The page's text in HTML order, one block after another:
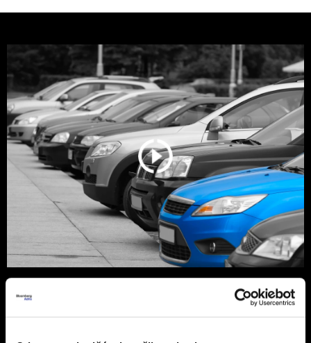
Srbija još vozi stare dizelaše, ali
tržište se menja zbog pravila EU